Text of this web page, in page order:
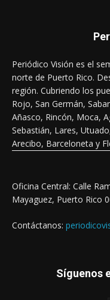
Periódico Visión es el
norte de Puerto Rico.
región. Cubriendo los
Rojo, San Germán,
Añasco, Rincón, Moca,
Sebastián, Lares,
Arecibo, Barceloneta y
Oficina Central: Calle
Mayaguez, Puerto Rico
Contáctanos:
Síguenos